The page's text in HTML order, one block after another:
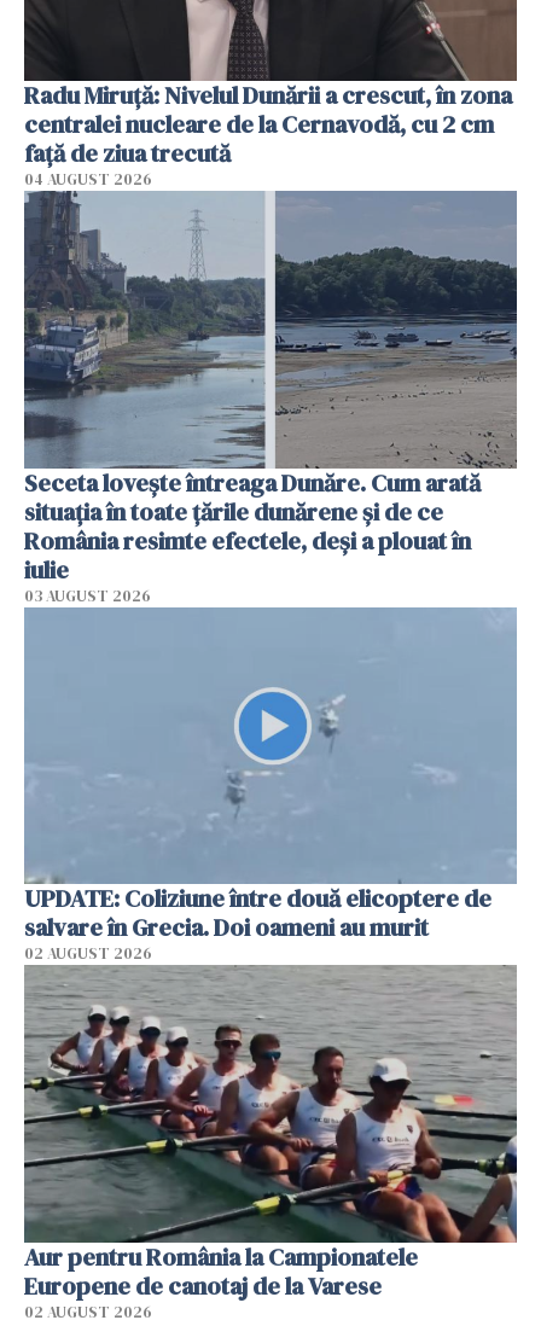
Radu Miruţă: Nivelul Dunării a crescut, în zona
centralei nucleare de la Cernavodă, cu 2 cm
faţă de ziua trecută
04 AUGUST 2026
Seceta lovește întreaga Dunăre. Cum arată
situația în toate țările dunărene și de ce
România resimte efectele, deși a plouat în
iulie
03 AUGUST 2026
UPDATE: Coliziune între două elicoptere de
salvare în Grecia. Doi oameni au murit
02 AUGUST 2026
Aur pentru România la Campionatele
Europene de canotaj de la Varese
02 AUGUST 2026